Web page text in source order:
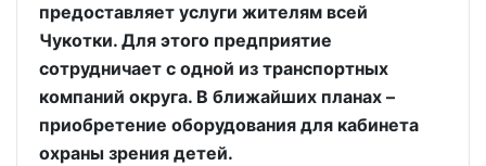
предоставляет услуги жителям всей
Чукотки. Для этого предприятие
сотрудничает с одной из транспортных
компаний округа. В ближайших планах –
приобретение оборудования для кабинета
охраны зрения детей.